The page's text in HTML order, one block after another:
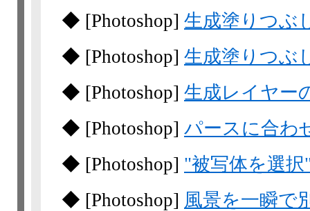
◆ [Photoshop] 生成塗りつぶ
◆ [Photoshop] 生成塗りつぶ
◆ [Photoshop] 生成レイヤー
◆ [Photoshop] パースに合わ
◆ [Photoshop] "被写体を選
◆ [Photoshop] 風景を一瞬で